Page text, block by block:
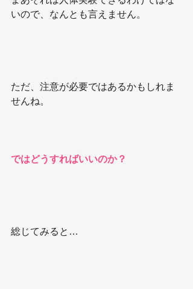
いので、なんとも言えません。
ただ、注意が必要ではあるかもしれま
せんね。
ではどうすればいいのか？
総じてみると…